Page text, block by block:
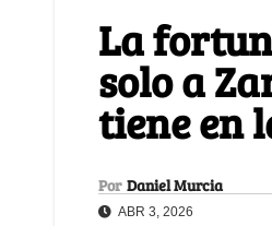
La
solo a
tiene en
Por Daniel Murcia
ABR 3, 2026